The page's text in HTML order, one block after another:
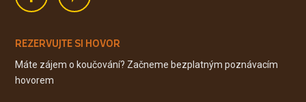
REZERVUJTE SI HOVOR
Máte zájem o koučování? Začneme bezplatným poznávacím
hovorem